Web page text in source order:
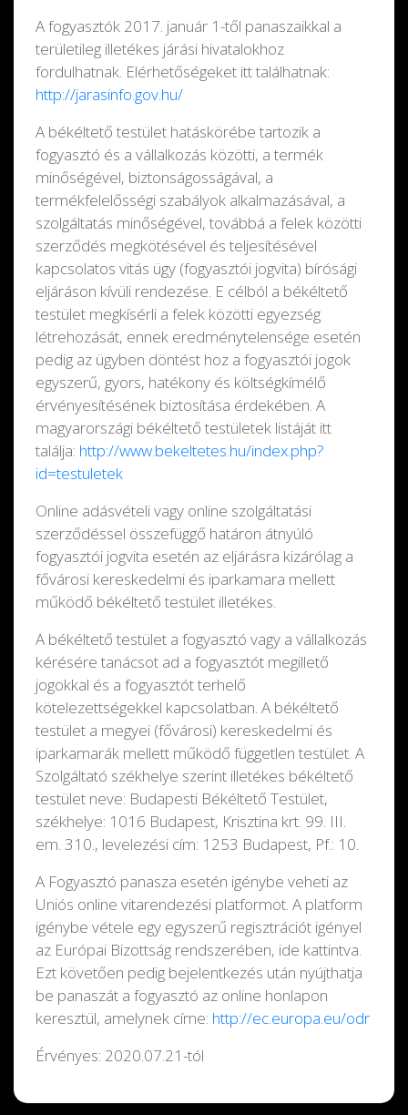
A fogyasztók 2017. január 1-től panaszaikkal a
területileg illetékes járási hivatalokhoz
fordulhatnak. Elérhetőségeket itt találhatnak:
http://jarasinfo.gov.hu/
A békéltető testület hatáskörébe tartozik a
fogyasztó és a vállalkozás közötti, a termék
minőségével, biztonságosságával, a
termékfelelősségi szabályok alkalmazásával, a
szolgáltatás minőségével, továbbá a felek közötti
szerződés megkötésével és teljesítésével
kapcsolatos vitás ügy (fogyasztói jogvita) bírósági
eljáráson kívüli rendezése. E célból a békéltető
testület megkísérli a felek közötti egyezség
létrehozását, ennek eredménytelensége esetén
pedig az ügyben döntést hoz a fogyasztói jogok
egyszerű, gyors, hatékony és költségkímélő
érvényesítésének biztosítása érdekében. A
magyarországi békéltető testületek listáját itt
találja: http://www.bekeltetes.hu/index.php?
id=testuletek
Online adásvételi vagy online szolgáltatási
szerződéssel összefüggő határon átnyúló
fogyasztói jogvita esetén az eljárásra kizárólag a
fővárosi kereskedelmi és iparkamara mellett
működő békéltető testület illetékes.
A békéltető testület a fogyasztó vagy a vállalkozás
kérésére tanácsot ad a fogyasztót megillető
jogokkal és a fogyasztót terhelő
kötelezettségekkel kapcsolatban. A békéltető
testület a megyei (fővárosi) kereskedelmi és
iparkamarák mellett működő független testület. A
Szolgáltató székhelye szerint illetékes békéltető
testület neve: Budapesti Békéltető Testület,
székhelye: 1016 Budapest, Krisztina krt. 99. III.
em. 310., levelezési cím: 1253 Budapest, Pf.: 10.
A Fogyasztó panasza esetén igénybe veheti az
Uniós online vitarendezési platformot. A platform
igénybe vétele egy egyszerű regisztrációt igényel
az Európai Bizottság rendszerében, ide kattintva.
Ezt követően pedig bejelentkezés után nyújthatja
be panaszát a fogyasztó az online honlapon
keresztül, amelynek címe: http://ec.europa.eu/odr
Érvényes: 2020.07.21-tól